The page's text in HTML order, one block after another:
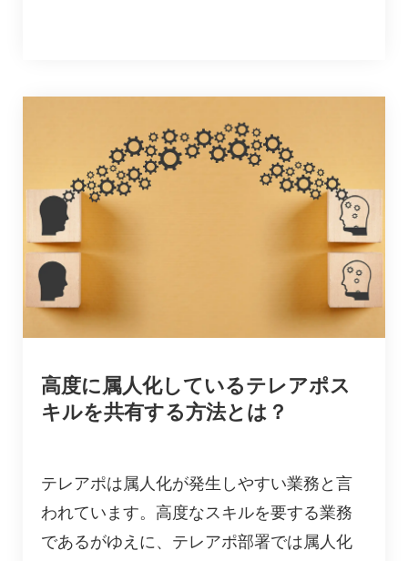
高度に属人化しているテレアポス
キルを共有する方法とは？
テレアポは属人化が発生しやすい業務と言
われています。高度なスキルを要する業務
であるがゆえに、テレアポ部署では属人化